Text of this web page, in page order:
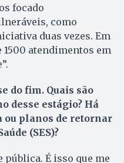
focado
como
duas vezes. Em
atendimentos em
do fim. Quais são
desse estágio? Há
planos de retornar
(SES)?
pública. É isso que me